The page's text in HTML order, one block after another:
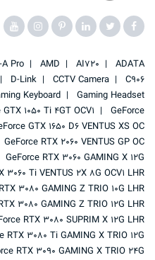
ADATA
AI720
AMD
Pro
C906
CCTV Camera
D-Link
Gaming Headset
Keyboard
GeForce
1050 Ti 4GT OCV1
GTX 1650 D6 VENTUS XS OC
GeForce RTX 2060 VENTUS GP OC
GeForce RTX 3060 GAMING X 12G
3060 Ti VENTUS 2X 8G OCV1 LHR
3080 GAMING Z TRIO 10G LHR
3080 GAMING Z TRIO 12G LHR
RTX 3080 SUPRIM X 12G LHR
RTX 3080 Ti GAMING X TRIO 12G
RTX 3090 GAMING X TRIO 24G